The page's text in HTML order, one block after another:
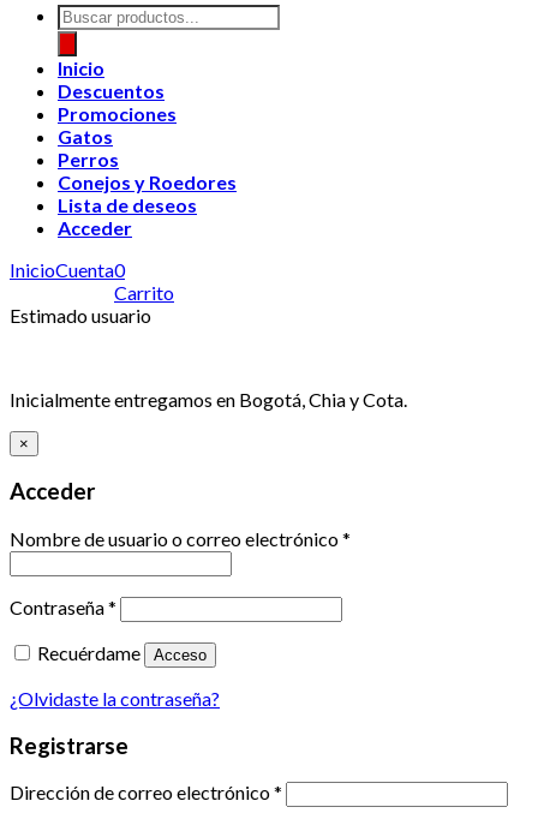
Búsqueda
de
productos
Inicio
Descuentos
Promociones
Gatos
Perros
Conejos y Roedores
Lista de deseos
Acceder
InicioCuenta0
Carrito
Estimado usuario
Inicialmente entregamos en Bogotá, Chia y Cota.
×
Acceder
Nombre de usuario o correo electrónico*
Contraseña*
Recuérdame
Acceso
¿Olvidaste la contraseña?
Registrarse
Dirección de correo electrónico*